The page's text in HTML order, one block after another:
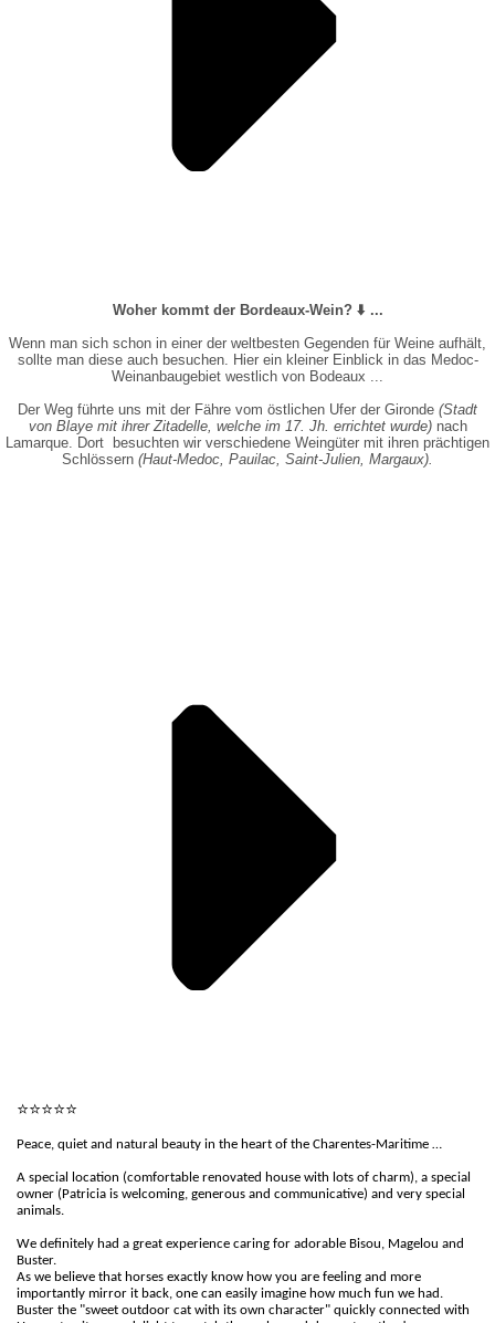
Woher kommt der Bordeaux-Wein? ⬇️...
Wenn man sich schon in einer der weltbesten Gegenden für Weine aufhält,
sollte man diese auch besuchen. Hier ein kleiner Einblick in das Medoc-
Weinanbaugebiet westlich von Bodeaux ...
Der Weg führte uns mit der Fähre vom östlichen Ufer der Gironde (Stadt
von Blaye mit ihrer Zitadelle, welche im 17. Jh. errichtet wurde) nach
Lamarque. Dort besuchten wir verschiedene Weingüter mit ihren prächtigen
Schlössern (Haut-Medoc, Pauilac, Saint-Julien, Margaux).
⭐⭐⭐⭐⭐
Peace, quiet and natural beauty in the heart of the Charentes-Maritime …
A special location (comfortable renovated house with lots of charm), a special
owner (Patricia is welcoming, generous and communicative) and very special
animals.
We definitely had a great experience caring for adorable Bisou, Magelou and
Buster.
As we believe that horses exactly know how you are feeling and more
importantly mirror it back, one can easily imagine how much fun we had.
Buster the "sweet outdoor cat with its own character" quickly connected with